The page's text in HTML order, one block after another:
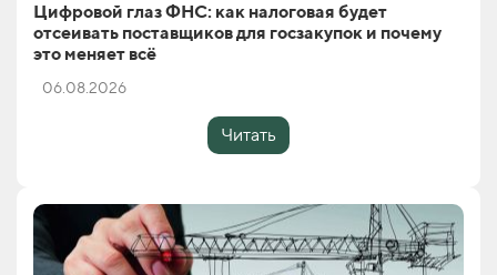
Цифровой глаз ФНС: как налоговая будет
отсеивать поставщиков для госзакупок и почему
это меняет всё
06.08.2026
Читать